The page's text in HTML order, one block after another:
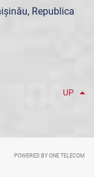
Republica
UP
POWERED BY ONE TELECOM